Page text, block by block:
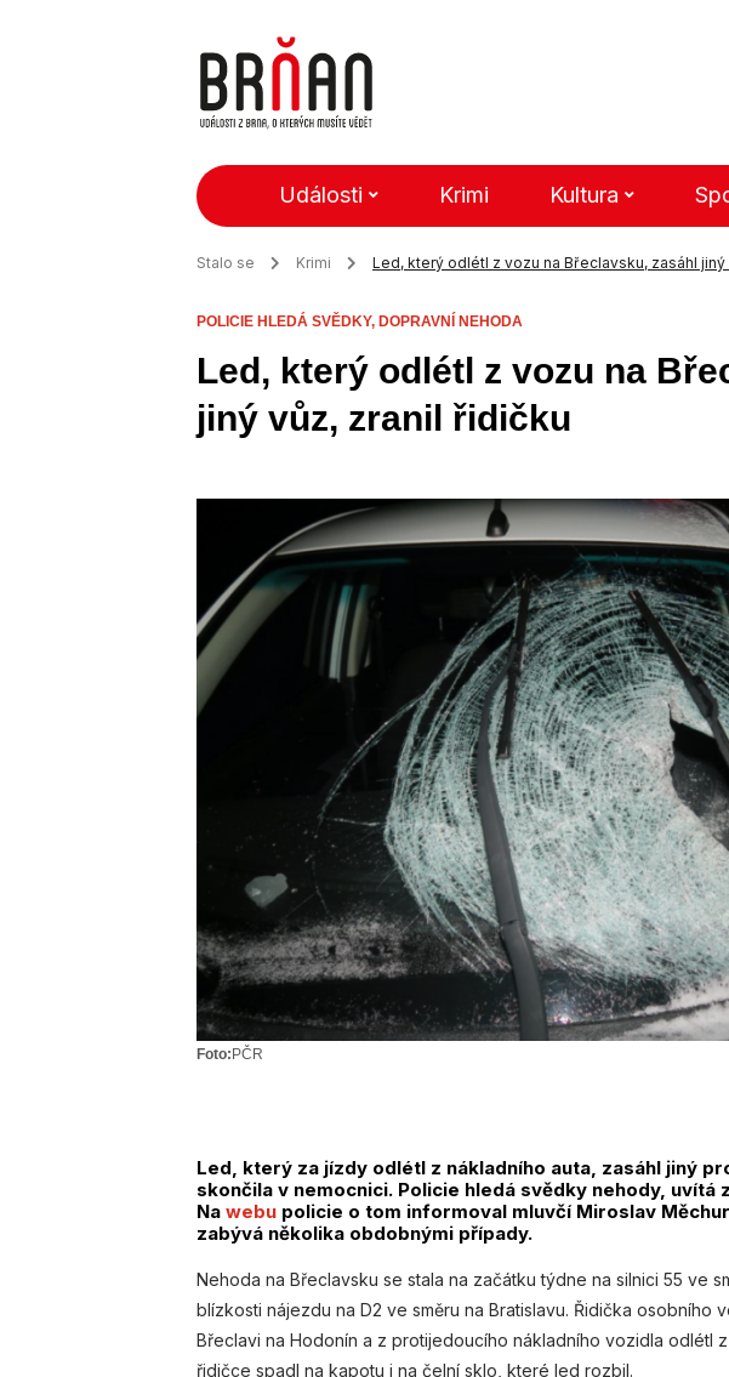
Události Krimi Kultura
Stalo se Krimi Led, který odlétl z vozu na Břeclavsku, zasáhl
POLICIE HLEDÁ SVĚDKY, DOPRAVNÍ NEHODA
Led, který odlétl z vozu na
jiný vůz, zranil řidičku
Foto: PČR
Led, který za jízdy odlétl z nákladního auta, zasáhl jiný
skončila v nemocnici. Policie hledá svědky nehody, uvítá
Na webu policie o tom informoval mluvčí Miroslav
zabývá několika obdobnými případy.
Nehoda na Břeclavsku se stala na začátku týdne na silnici 55 ve
blízkosti nájezdu na D2 ve směru na Bratislavu. Řidička osobního
Břeclavi na Hodonín a z protijedoucího nákladního vozidla odlétl
řidičce spadl na kapotu i na čelní sklo, které led rozbil.